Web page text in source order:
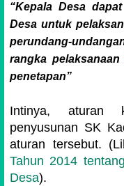
“Kepala Desa
Desa untuk
perundang-
rangka
penetapan”
Intinya, aturan
penyusunan SK
aturan tersebut.
Tahun 2014
Desa).